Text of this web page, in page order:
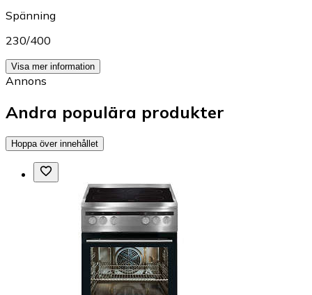
Spänning
230/400
Visa mer information
Annons
Andra populära produkter
Hoppa över innehållet